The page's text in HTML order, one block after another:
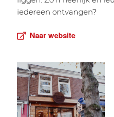
iedereen ontvangen?
Naar website